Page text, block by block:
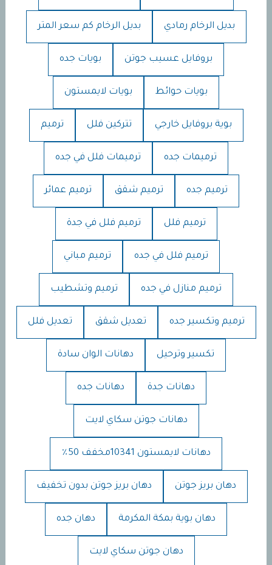
بديل الرخام رمادي بديل الرخام كم سعر المتر
بروفايل عسيب جوتن بويات جده
بويات حوائط بويات لايمستون
بوية بروفايل خارجي تتركين فلل ترميم
ترميمات جده ترميمات فلل في جده
ترميم جده ترميم شقق ترميم عمائر
ترميم فلل ترميم فلل في جدة
ترميم فلل في جده ترميم مباني
ترميم منازل في جده ترميم وتشطيب
ترميم وتكسير جده تعديل شقق تعديل فلل
تكسير وترحيل دهانات الوان سادة
دهانات جدة دهانات جده
دهانات جوتن سكاي لايت
دهانات لايمستون 10341مخفف 50٪
دهان بريز جوتن دهان بريز جوتن بدون تخفيف
دهان بوية بمكة المكرمة دهان جده
دهان جوتن سكاي لايت